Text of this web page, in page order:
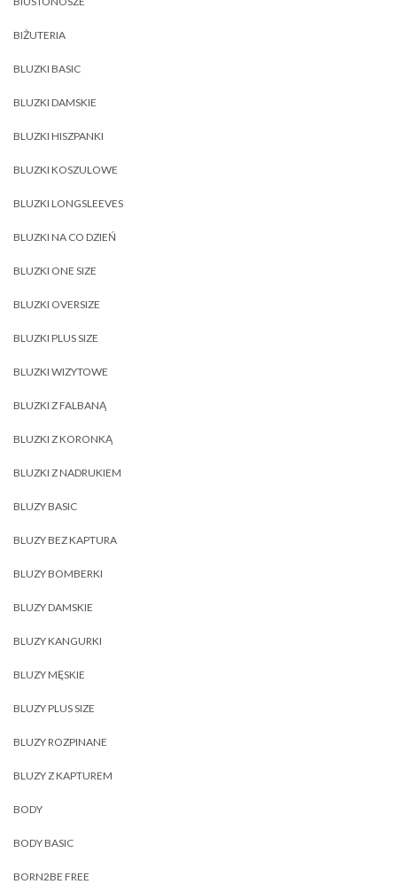
BIŻUTERIA
BLUZKI BASIC
BLUZKI DAMSKIE
BLUZKI HISZPANKI
BLUZKI KOSZULOWE
BLUZKI LONGSLEEVES
BLUZKI NA CO DZIEŃ
BLUZKI ONE SIZE
BLUZKI OVERSIZE
BLUZKI PLUS SIZE
BLUZKI WIZYTOWE
BLUZKI Z FALBANĄ
BLUZKI Z KORONKĄ
BLUZKI Z NADRUKIEM
BLUZY BASIC
BLUZY BEZ KAPTURA
BLUZY BOMBERKI
BLUZY DAMSKIE
BLUZY KANGURKI
BLUZY MĘSKIE
BLUZY PLUS SIZE
BLUZY ROZPINANE
BLUZY Z KAPTUREM
BODY
BODY BASIC
BORN2BE FREE